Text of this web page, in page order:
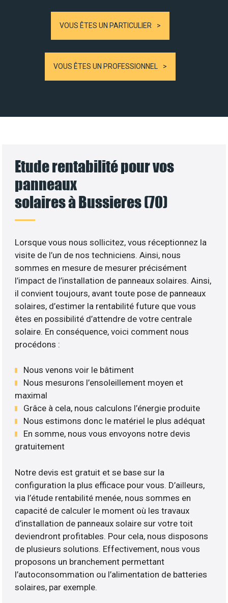
VOUS ÊTES UN PARTICULIER
VOUS ÊTES UN PROFESSIONNEL
Etude rentabilité pour vos
panneaux
solaires à Bussieres (70)
Lorsque vous nous sollicitez, vous réceptionnez la
visite de l’un de nos techniciens. Ainsi, nous
sommes en mesure de mesurer précisément
l’impact de l’installation de panneaux solaires. Ainsi,
il convient toujours, avant toute pose de panneaux
solaires, d’estimer la rentabilité future que vous
êtes en possibilité d’attendre de votre centrale
solaire. En conséquence, voici comment nous
procédons :
Nous venons voir le bâtiment
Nous mesurons l’ensoleillement moyen et
maximal
Grâce à cela, nous calculons l’énergie produite
Nous estimons donc le matériel le plus adéquat
En somme, nous vous envoyons notre devis
gratuitement
Notre devis est gratuit et se base sur la
configuration la plus efficace pour vous. D’ailleurs,
via l’étude rentabilité menée, nous sommes en
capacité de calculer le moment où les travaux
d’installation de panneaux solaire sur votre toit
deviendront profitables. Pour cela, nous disposons
de plusieurs solutions. Effectivement, nous vous
proposons un branchement permettant
l’autoconsommation ou l’alimentation de batteries
solaires, par exemple.